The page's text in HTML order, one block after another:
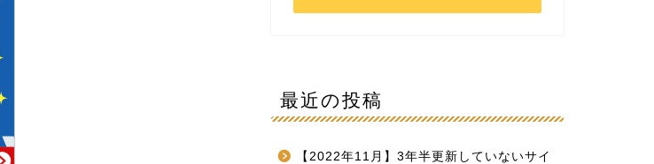
最近の投稿
【2022年11月】3年半更新していないサイ